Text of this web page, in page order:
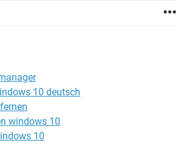
10 deutsch
windows 10
10